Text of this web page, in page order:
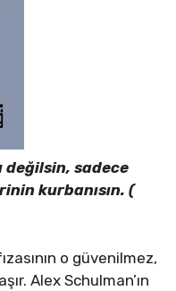
değilsin, sadece
kurbanısın. (
o güvenilmez,
Alex Schulman’ın